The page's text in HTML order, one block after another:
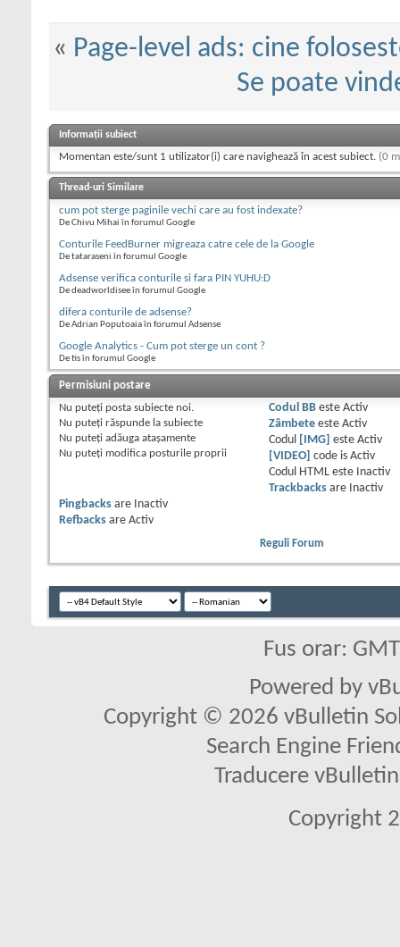
« Page-level ads: cine
Se poate
Informații subiect
Momentan este/sunt 1 utilizator(i) care navighează în acest subiect. (0
Thread-uri Similare
cum pot sterge paginile vechi care au fost indexate?
De Chivu Mihai în forumul Google
Conturile FeedBurner migreaza catre cele de la Google
De tataraseni în forumul Google
Adsense verifica conturile si fara PIN YUHU:D
De deadworldisee în forumul Google
difera conturile de adsense?
De Adrian Poputoaia în forumul Adsense
Google Analytics - Cum pot sterge un cont ?
De tis în forumul Google
Permisiuni postare
Nu puteţi posta subiecte noi.
Nu puteţi răspunde la subiecte
Nu puteţi adăuga ataşamente
Nu puteţi modifica posturile proprii
Codul BBeste Activ
Zâmbeteeste Activ
Codul
[IMG] este Activ
[VIDEO]
code is Activ
Codul HTML este
Inactiv
Trackbacksare
Inactiv
Pingbacks are
Inactiv
Refbacks are Activ
Reguli Forum
Fus orar:
Powered by
Copyright © 2026 vBulletin
Search Engine
Traducere
Copyright